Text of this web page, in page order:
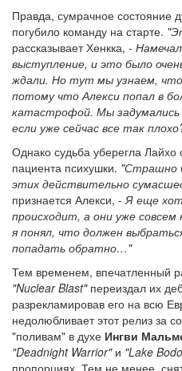
Правда, сумрачное состояние
погубило команду на старте.
рассказывает Хенкка, -
выступление, и это было
ждали. Но тут мы узнаем, что
потому что Алекси попал в
катастрофой. Мы
если уже сейчас все так
Однако судьба уберегла
пациента психушки. "Страшно
этих действительно
признается Алекси, -Я еще
происходит, а они уже совсем
я понял, что должен
попадать обратно…"
Тем временем, впечатленный
"Nuclear Blast"переиздал их
разрекламировав его на всю
недолюбливает этот релиз за
"поливам" в духе Ингви
"Deadnight Warrior"и "Lake
пропорциях. Тем не менее,